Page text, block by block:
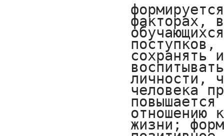
факторах,
поступков,
сохранять
личности,
человека
отношению
жизни;